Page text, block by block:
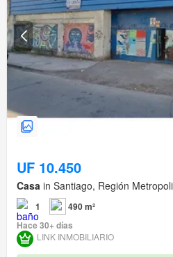
UF 10.450
Casa in Santiago, Región
1
490 m²
Hace 30+ días
LINK INMOBILIARIO